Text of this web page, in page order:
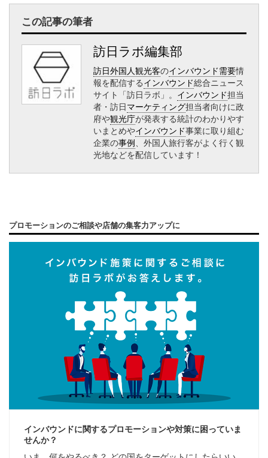
この記事の筆者
訪日ラボ編集部
訪日外国人観光客のインバウンド需要情
報を配信するインバウンド総合ニュース
サイト「訪日ラボ」。 インバウンド担当
者・訪日マーケティング担当者向けに政
府や観光庁が発表する統計のわかりやす
いまとめやインバウンド事業に取り組む
企業の事例、外国人旅行客がよく行く観
光地などを配信しています！
プロモーションのご相談や店舗の集客力アップに
インバウンドに関するプロモーションや対策に困っていま
せんか？